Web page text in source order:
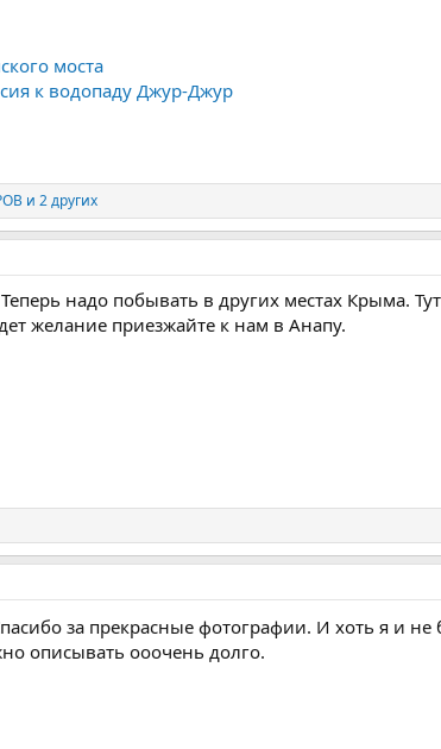
моста
к водопаду Джур-Джур
и 2 других
надо побывать в других местах Крыма.
желание приезжайте к нам в Анапу.
за прекрасные фотографии. И хоть я и
описывать ооочень долго.